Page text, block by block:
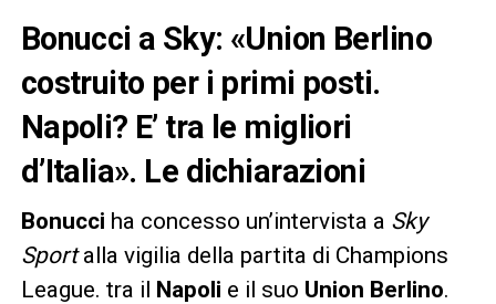
Bonucci a Sky: «Union Berlino
costruito per i primi posti.
Napoli? E’ tra le migliori
d’Italia». Le dichiarazioni
Bonucci ha concesso un’intervista a Sky
Sportalla vigilia della partita di Champions
League. tra il Napoli e il suo Union Berlino.